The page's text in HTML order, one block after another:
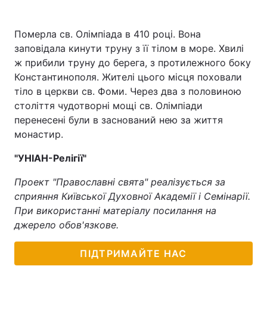
Померла св. Олімпіада в 410 році. Вона
заповідала кинути труну з її тілом в море. Хвилі
ж прибили труну до берега, з протилежного боку
Константинополя. Жителі цього місця поховали
тіло в церкви св. Фоми. Через два з половиною
століття чудотворні мощі св. Олімпіади
перенесені були в заснований нею за життя
монастир.
"УНІАН-Релігії"
Проект "Православні свята" реалізується за
сприяння Київської Духовної Академії і Семінарії.
При використанні матеріалу посилання на
джерело обов'язкове.
ПІДТРИМАЙТЕ НАС